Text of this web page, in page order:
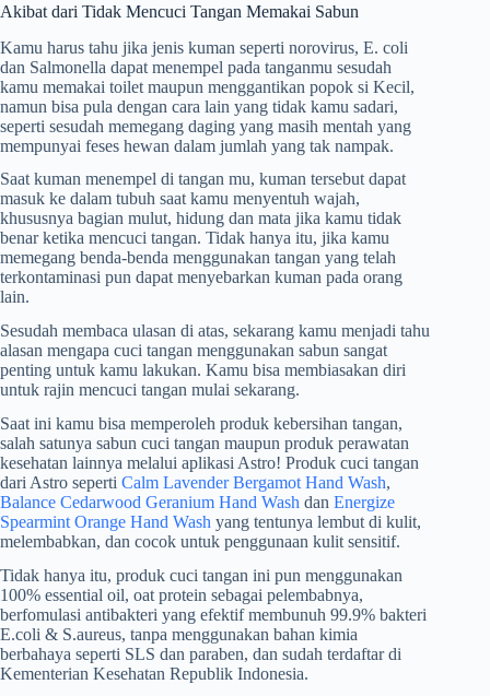
Akibat dari Tidak Mencuci Tangan Memakai Sabun
Kamu harus tahu jika jenis kuman seperti norovirus, E. coli
dan Salmonella dapat menempel pada tanganmu sesudah
kamu memakai toilet maupun menggantikan popok si Kecil,
namun bisa pula dengan cara lain yang tidak kamu sadari,
seperti sesudah memegang daging yang masih mentah yang
mempunyai feses hewan dalam jumlah yang tak nampak.
Saat kuman menempel di tangan mu, kuman tersebut dapat
masuk ke dalam tubuh saat kamu menyentuh wajah,
khususnya bagian mulut, hidung dan mata jika kamu tidak
benar ketika mencuci tangan. Tidak hanya itu, jika kamu
memegang benda-benda menggunakan tangan yang telah
terkontaminasi pun dapat menyebarkan kuman pada orang
lain.
Sesudah membaca ulasan di atas, sekarang kamu menjadi tahu
alasan mengapa cuci tangan menggunakan sabun sangat
penting untuk kamu lakukan. Kamu bisa membiasakan diri
untuk rajin mencuci tangan mulai sekarang.
Saat ini kamu bisa memperoleh produk kebersihan tangan,
salah satunya sabun cuci tangan maupun produk perawatan
kesehatan lainnya melalui aplikasi Astro! Produk cuci tangan
dari Astro seperti Calm Lavender Bergamot Hand Wash,
Balance Cedarwood Geranium Hand Wash dan Energize
Spearmint Orange Hand Wash yang tentunya lembut di kulit,
melembabkan, dan cocok untuk penggunaan kulit sensitif.
Tidak hanya itu, produk cuci tangan ini pun menggunakan
100% essential oil, oat protein sebagai pelembabnya,
berfomulasi antibakteri yang efektif membunuh 99.9% bakteri
E.coli & S.aureus, tanpa menggunakan bahan kimia
berbahaya seperti SLS dan paraben, dan sudah terdaftar di
Kementerian Kesehatan Republik Indonesia.